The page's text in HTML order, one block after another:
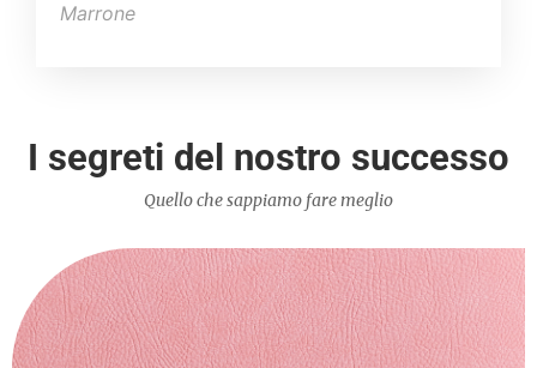
Marrone
I segreti del nostro successo
Quello che sappiamo fare meglio